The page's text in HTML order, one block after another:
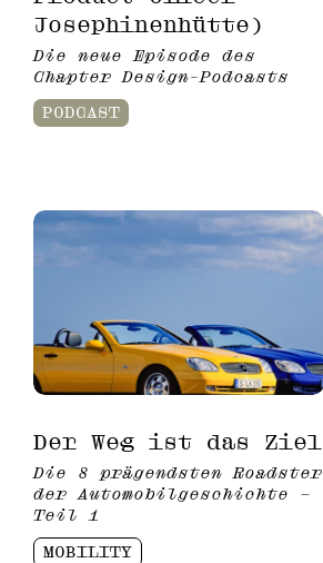
Josephinenhütte)
Die neue Episode des
Chapter Design-Podcasts
PODCAST
Der Weg ist das Ziel
Die 8 prägendsten Roadster
der Automobilgeschichte –
Teil 1
MOBILITY